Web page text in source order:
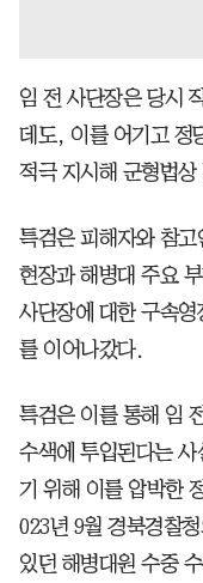
임 전 사단장은 당시
데도, 이를 어기고 정
적극 지시해 군형법상
특검은 피해자와 참
현장과 해병대 주요
사단장에 대한 구속
를 이어나갔다.
특검은 이를 통해 임
수색에 투입된다는 사
기 위해 이를 압박한
023년 9월 경북경찰
있던 해병대원 수중